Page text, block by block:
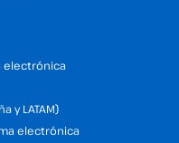
electrónica
y LATAM)
electrónica